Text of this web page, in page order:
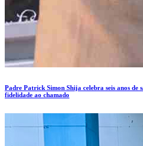
Padre Patrick Simon Shija celebra seis anos de
fidelidade ao chamado